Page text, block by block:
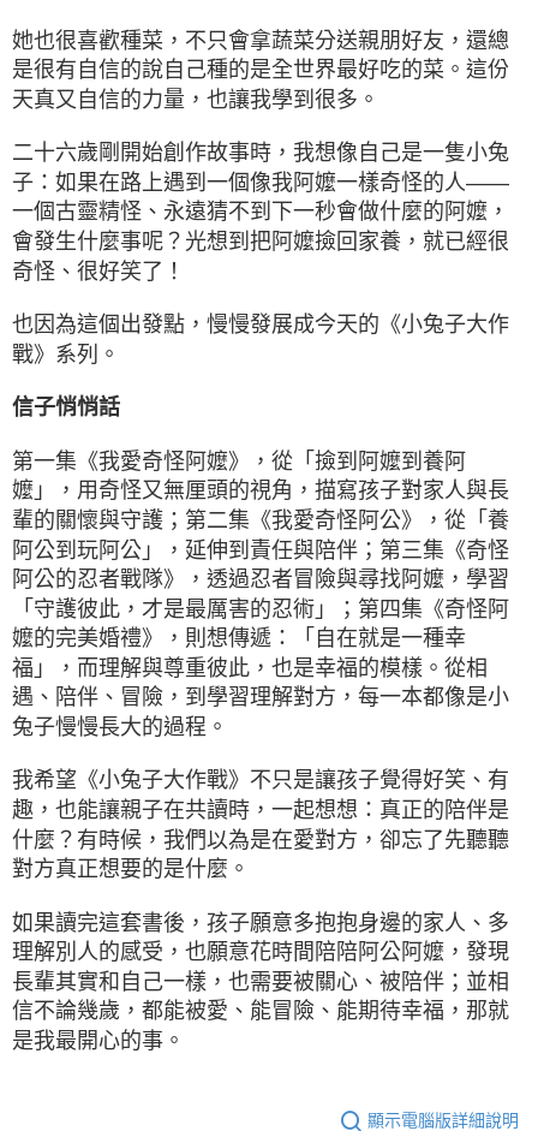
她也很喜歡種菜，不只會拿蔬菜分送親朋好友，還總
是很有自信的說自己種的是全世界最好吃的菜。這份
天真又自信的力量，也讓我學到很多。
二十六歲剛開始創作故事時，我想像自己是一隻小兔
子：如果在路上遇到一個像我阿嬤一樣奇怪的人——
一個古靈精怪、永遠猜不到下一秒會做什麼的阿嬤，
會發生什麼事呢？光想到把阿嬤撿回家養，就已經很
奇怪、很好笑了！
也因為這個出發點，慢慢發展成今天的《小兔子大作
戰》系列。
信子悄悄話
第一集《我愛奇怪阿嬤》，從「撿到阿嬤到養阿
嬤」，用奇怪又無厘頭的視角，描寫孩子對家人與長
輩的關懷與守護；第二集《我愛奇怪阿公》，從「養
阿公到玩阿公」，延伸到責任與陪伴；第三集《奇怪
阿公的忍者戰隊》，透過忍者冒險與尋找阿嬤，學習
「守護彼此，才是最厲害的忍術」；第四集《奇怪阿
嬤的完美婚禮》，則想傳遞：「自在就是一種幸
福」，而理解與尊重彼此，也是幸福的模樣。從相
遇、陪伴、冒險，到學習理解對方，每一本都像是小
兔子慢慢長大的過程。
我希望《小兔子大作戰》不只是讓孩子覺得好笑、有
趣，也能讓親子在共讀時，一起想想：真正的陪伴是
什麼？有時候，我們以為是在愛對方，卻忘了先聽聽
對方真正想要的是什麼。
如果讀完這套書後，孩子願意多抱抱身邊的家人、多
理解別人的感受，也願意花時間陪陪阿公阿嬤，發現
長輩其實和自己一樣，也需要被關心、被陪伴；並相
信不論幾歲，都能被愛、能冒險、能期待幸福，那就
是我最開心的事。
顯示電腦版詳細說明